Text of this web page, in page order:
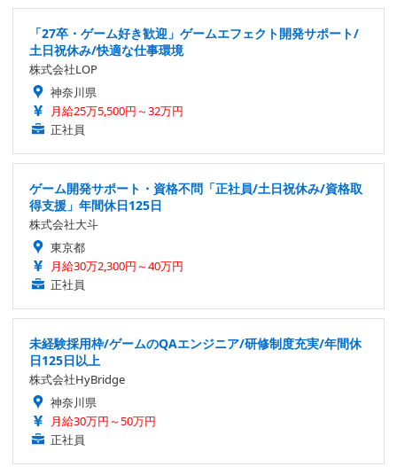
「27卒・ゲーム好き歓迎」ゲームエフェクト開発サポート/
土日祝休み/快適な仕事環境
株式会社LOP
神奈川県
月給25万5,500円～32万円
正社員
ゲーム開発サポート・資格不問「正社員/土日祝休み/資格取
得支援」年間休日125日
株式会社大斗
東京都
月給30万2,300円～40万円
正社員
未経験採用枠/ゲームのQAエンジニア/研修制度充実/年間休
日125日以上
株式会社HyBridge
神奈川県
月給30万円～50万円
正社員